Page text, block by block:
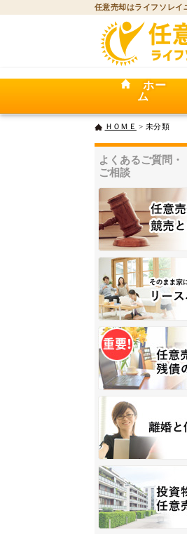
任意売却はライフソレイ
ホー
ム
ＨＯＭＥ > 未分類
よくあるご質問・
ご相談